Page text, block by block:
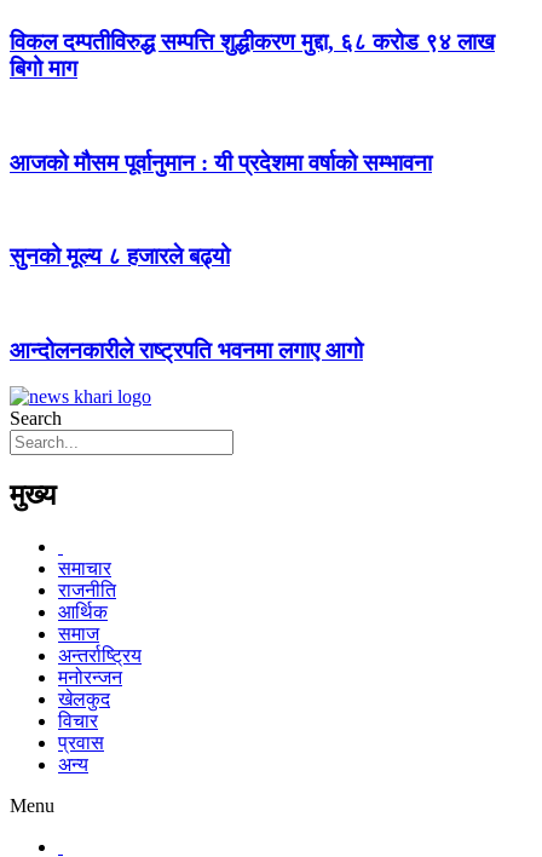
विकल दम्पतीविरुद्ध सम्पत्ति शुद्धीकरण मुद्दा, ६८ करोड ९४ लाख
बिगो माग
आजको मौसम पूर्वानुमान : यी प्रदेशमा वर्षाको सम्भावना
सुनको मूल्य ८ हजारले बढ्यो
आन्दोलनकारीले राष्ट्रपति भवनमा लगाए आगो
Search
मुख्य
समाचार
राजनीति
आर्थिक
समाज
अन्तर्राष्ट्रिय
मनोरन्जन
खेलकुद
विचार
प्रवास
अन्य
Menu